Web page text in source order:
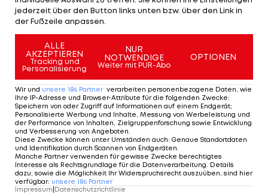
Technikerinnen.
des Teams ein weiterer Schritt in Richtung mehr
Professionalität. Dies insbesondere in Hinblick auf
die Weltmeisterschaften 2025 in Saalbach-
Hinterglemm und die Olympischen Spiele im Jahr
darauf.
Schluss mit Urlaub! Das war der Sommer
der Ski-Stars
jederzeit über den Button links unten bzw. über den Link in
der Fußzeile anpassen.
ALLE
AKZEPTIEREN
Tracking und
Personalisierung
NUR
NOTWENDIGE
Weiter mit PUR-Abo
OPTIONEN
Wir und unsere 186 Partner verarbeiten personenbezogene Daten, wie
Ihre IP-Adresse und Browser-Attribute für die folgenden Zwecke:
Speichern von oder Zugriff auf Informationen auf einem Endgerät;
Personalisierte Werbung und Inhalte, Messung von Werbeleistung und
der Performance von Inhalten, Zielgruppenforschung sowie Entwicklung
und Verbesserung von Angeboten.
Diese Zwecke können unter Umständen auch: Genaue Standortdaten
und Identifikation durch Scannen von Endgeräten.
Manche Partner verwenden für gewisse Zwecke berechtigtes
Interesse als Rechtsgrundlage für die Datenverarbeitung. Details
dazu, sowie die Möglichkeit Ihr Widerspruchsrecht auszuüben, sind hier
verfügbar: unsere 186 Partner
Impressum Datenschutzrichtlinie